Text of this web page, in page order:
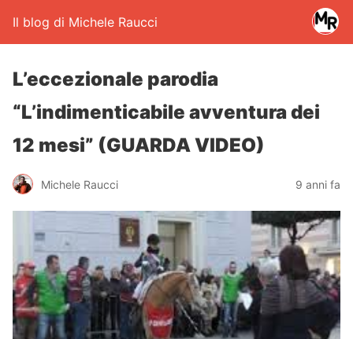
Il blog di Michele Raucci
L’eccezionale parodia
“L’indimenticabile avventura dei
12 mesi” (GUARDA VIDEO)
Michele Raucci 9 anni fa